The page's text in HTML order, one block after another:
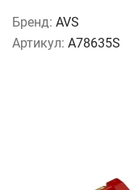
Бренд: AVS
Артикул: A78635S